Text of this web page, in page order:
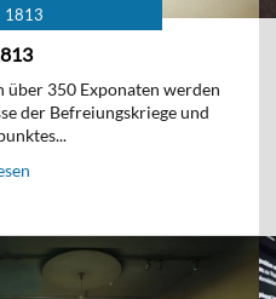
1813
über 350 Exponaten werden
der Befreiungskriege und